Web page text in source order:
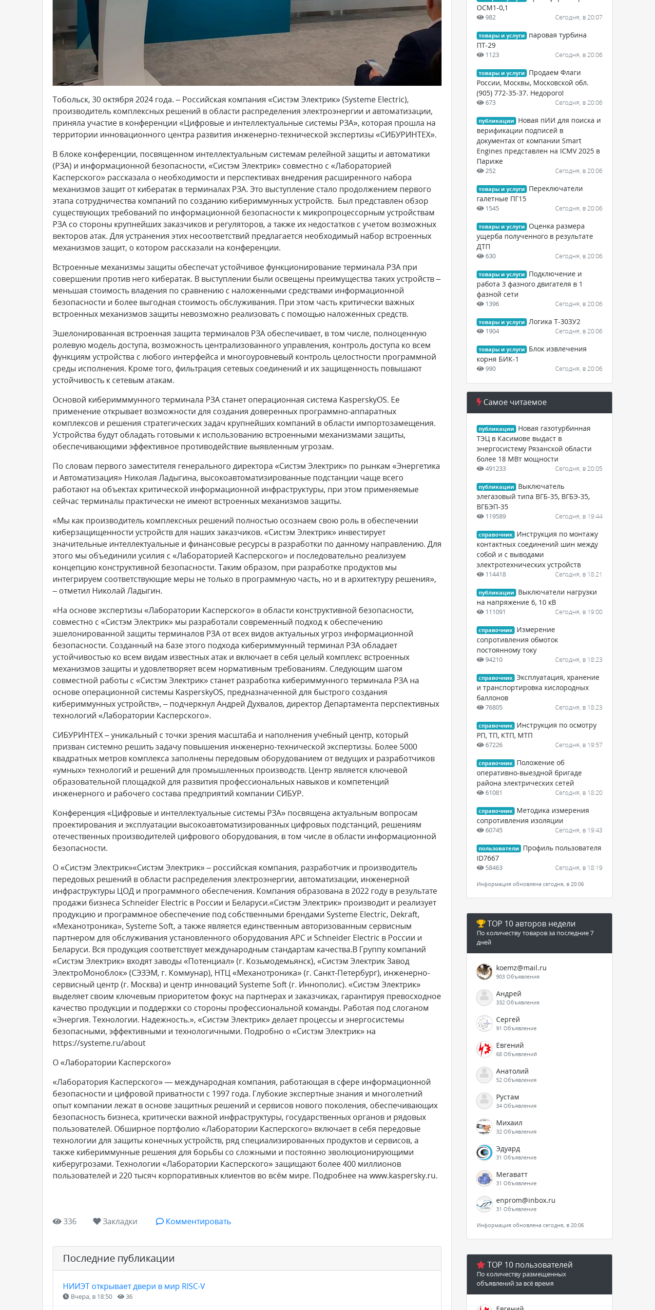
Тобольск, 30 октября 2024 года. – Российская компания «Систэм Электрик» (Systeme Electric),
производитель комплексных решений в области распределения электроэнергии и автоматизации,
приняла участие в конференции «Цифровые и интеллектуальные системы РЗА», которая прошла на
территории инновационного центра развития инженерно-технической экспертизы «СИБУРИНТЕХ».
В блоке конференции, посвященном интеллектуальным системам релейной защиты и автоматики
(РЗА) и информационной безопасности, «Систэм Электрик» совместно с «Лабораторией
Касперского» рассказала о необходимости и перспективах внедрения расширенного набора
механизмов защит от кибератак в терминалах РЗА. Это выступление стало продолжением первого
этапа сотрудничества компаний по созданию кибериммунных устройств. Был представлен обзор
существующих требований по информационной безопасности к микропроцессорным устройствам
РЗА со стороны крупнейших заказчиков и регуляторов, а также их недостатков с учетом возможных
векторов атак. Для устранения этих несоответствий предлагается необходимый набор встроенных
механизмов защит, о котором рассказали на конференции.
Встроенные механизмы защиты обеспечат устойчивое функционирование терминала РЗА при
совершении против него кибератак. В выступлении были освещены преимущества таких устройств –
меньшая стоимость владения по сравнению с наложенными средствами информационной
безопасности и более выгодная стоимость обслуживания. При этом часть критически важных
встроенных механизмов защиты невозможно реализовать с помощью наложенных средств.
Эшелонированная встроенная защита терминалов РЗА обеспечивает, в том числе, полноценную
ролевую модель доступа, возможность централизованного управления, контроль доступа ко всем
функциям устройства с любого интерфейса и многоуровневый контроль целостности программной
среды исполнения. Кроме того, фильтрация сетевых соединений и их защищенность повышают
устойчивость к сетевым атакам.
Основой киберимммунного терминала РЗА станет операционная система KasperskyOS. Ее
применение открывает возможности для создания доверенных программно-аппаратных
комплексов и решения стратегических задач крупнейших компаний в области импортозамещения.
Устройства будут обладать готовыми к использованию встроенными механизмами защиты,
обеспечивающими эффективное противодействие выявленным угрозам.
По словам первого заместителя генерального директора «Систэм Электрик» по рынкам «Энергетика
и Автоматизация» Николая Ладыгина, высокоавтоматизированные подстанции чаще всего
работают на объектах критической информационной инфраструктуры, при этом применяемые
сейчас терминалы практически не имеют встроенных механизмов защиты.
«Мы как производитель комплексных решений полностью осознаем свою роль в обеспечении
киберзащищенности устройств для наших заказчиков. «Систэм Электрик» инвестирует
значительные интеллектуальные и финансовые ресурсы в разработки по данному направлению. Для
этого мы объединили усилия с «Лабораторией Касперского» и последовательно реализуем
концепцию конструктивной безопасности. Таким образом, при разработке продуктов мы
интегрируем соответствующие меры не только в программную часть, но и в архитектуру решения»,
– отметил Николай Ладыгин.
«На основе экспертизы «Лаборатории Касперского» в области конструктивной безопасности,
совместно с «Систэм Электрик» мы разработали современный подход к обеспечению
эшелонированной защиты терминалов РЗА от всех видов актуальных угроз информационной
безопасности. Созданный на базе этого подхода кибериммунный терминал РЗА обладает
устойчивостью ко всем видам известных атак и включает в себя целый комплекс встроенных
механизмов защиты и удовлетворяет всем нормативным требованиям. Следующим шагом
совместной работы с «Систэм Электрик» станет разработка кибериммунного терминала РЗА на
основе операционной системы KasperskyOS, предназначенной для быстрого создания
кибериммунных устройств», – подчеркнул Андрей Духвалов, директор Департамента перспективных
технологий «Лаборатории Касперского».
СИБУРИНТЕХ – уникальный с точки зрения масштаба и наполнения учебный центр, который
призван системно решить задачу повышения инженерно-технической экспертизы. Более 5000
квадратных метров комплекса заполнены передовым оборудованием от ведущих и разработчиков
«умных» технологий и решений для промышленных производств. Центр является ключевой
образовательной площадкой для развития профессиональных навыков и компетенций
инженерного и рабочего состава предприятий компании СИБУР.
Конференция «Цифровые и интеллектуальные системы РЗА» посвящена актуальным вопросам
проектирования и эксплуатации высокоавтоматизированных цифровых подстанций, решениям
отечественных производителей цифрового оборудования, в том числе в области информационной
безопасности.
О «Систэм Электрик»«Систэм Электрик» – российская компания, разработчик и производитель
передовых решений в области распределения электроэнергии, автоматизации, инженерной
инфраструктуры ЦОД и программного обеспечения. Компания образована в 2022 году в результате
продажи бизнеса Schneider Electric в России и Беларуси.«Систэм Электрик» производит и реализует
продукцию и программное обеспечение под собственными брендами Systeme Electric, Dekraft,
«Механотроника», Systeme Soft, а также является единственным авторизованным сервисным
партнером для обслуживания установленного оборудования APC и Schneider Electric в России и
Беларуси. Вся продукция соответствует международным стандартам качества.В Группу компаний
«Систэм Электрик» входят заводы «Потенциал» (г. Козьмодемьянск), «Систэм Электрик Завод
ЭлектроМоноблок» (СЭЗЭМ, г. Коммунар), НТЦ «Механотроника» (г. Санкт-Петербург), инженерно-
сервисный центр (г. Москва) и центр инноваций Systeme Soft (г. Иннополис). «Систэм Электрик»
выделяет своим ключевым приоритетом фокус на партнерах и заказчиках, гарантируя превосходное
качество продукции и поддержки со стороны профессиональной команды. Работая под слоганом
«Энергия. Технологии. Надежность.», «Систэм Электрик» делает процессы и энергосистемы
безопасными, эффективными и технологичными. Подробно о «Систэм Электрик» на
https://systeme.ru/about
О «Лаборатории Касперского»
«Лаборатория Касперского» — международная компания, работающая в сфере информационной
безопасности и цифровой приватности с 1997 года. Глубокие экспертные знания и многолетний
опыт компании лежат в основе защитных решений и сервисов нового поколения, обеспечивающих
безопасность бизнеса, критически важной инфраструктуры, государственных органов и рядовых
пользователей. Обширное портфолио «Лаборатории Касперского» включает в себя передовые
технологии для защиты конечных устройств, ряд специализированных продуктов и сервисов, а
также кибериммунные решения для борьбы со сложными и постоянно эволюционирующими
киберугрозами. Технологии «Лаборатории Касперского» защищают более 400 миллионов
пользователей и 220 тысяч корпоративных клиентов во всём мире. Подробнее на www.kaspersky.ru.
336 Закладки Комментировать
Последние публикации
НИИЭТ открывает двери в мир RISC-V
Вчера, в 18:50 36
ОСМ1-0,1
982 Сегодня, в 20:07
товары и услуги
паровая турбина
ПТ-29
1123 Сегодня, в 20:06
товары и услуги
Продаем Флаги
России, Москвы, Московской обл.
(905) 772-35-37. Недорого!
673 Сегодня, в 20:06
публикации
Новая пИИ для поиска и
верификации подписей в
документах от компании Smart
Engines представлен на ICMV 2025 в
Париже
252 Сегодня, в 20:06
товары и услуги
Переключатели
галетные ПГ15
1545 Сегодня, в 20:06
товары и услуги
Оценка размера
ущерба полученного в результате
ДТП
630 Сегодня, в 20:06
товары и услуги
Подключение и
работа 3 фазного двигателя в 1
фазной сети
1396 Сегодня, в 20:06
товары и услуги Логика Т-303У2
1904 Сегодня, в 20:06
товары и услуги
Блок извлечения
корня БИК-1
990 Сегодня, в 20:06
Самое читаемое
публикации
Новая газотурбинная
ТЭЦ в Касимове выдаст в
энергосистему Рязанской области
более 18 МВт мощности
491233 Сегодня, в 20:05
публикации
Выключатель
элегазовый типа ВГБ-35, ВГБЭ-35,
ВГБЭП-35
119589 Сегодня, в 19:44
справочник
Инструкция по монтажу
контактных соединений шин между
собой и с выводами
электротехнических устройств
114418 Сегодня, в 18:21
публикации
Выключатели нагрузки
на напряжение 6, 10 кВ
111091 Сегодня, в 19:00
справочник
Измерение
сопротивления обмоток
постоянному току
94210 Сегодня, в 18:23
справочник Эксплуатация, хранение
и транспортировка кислородных
баллонов
76805 Сегодня, в 18:23
справочник
Инструкция по осмотру
РП, ТП, КТП, МТП
67226 Сегодня, в 19:57
справочник
Положение об
оперативно-выездной бригаде
района электрических сетей
61081 Сегодня, в 18:20
справочник
Методика измерения
сопротивления изоляции
60745 Сегодня, в 19:43
пользователи
Профиль пользователя
ID7667
58463 Сегодня, в 18:19
Информация обновлена сегодня, в 20:06
TOP 10 авторов недели
По количеству товаров за последние 7
дней
koemz@mail.ru
903 Объявления
Андрей
332 Объявления
Сергей
91 Объявление
Евгений
68 Объявлений
Анатолий
52 Объявления
Рустам
34 Объявления
Михаил
32 Объявления
Эдуард
31 Объявление
Мегаватт
31 Объявление
enprom@inbox.ru
31 Объявление
Информация обновлена сегодня, в 20:06
TOP 10 пользователей
По количеству размещенных
объявлений за всё время